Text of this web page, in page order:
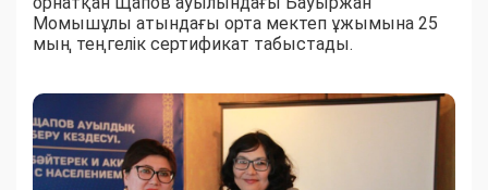
Момышұлы атындағы орта мектеп ұжымына 25
мың теңгелік сертификат табыстады.